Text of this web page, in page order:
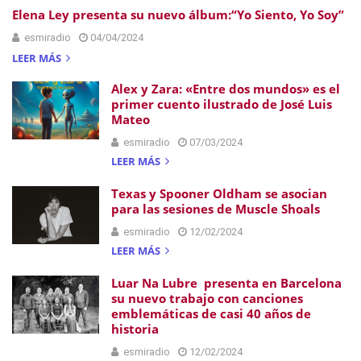
r
a
d
a
s
Elena Ley presenta su nuevo álbum:“Yo Siento, Yo Soy”
esmiradio 04/04/2024
LEER MÁS
Alex y Zara: «Entre dos mundos» es el
primer cuento ilustrado de José Luis
Mateo
esmiradio 07/03/2024
LEER MÁS
Texas y Spooner Oldham se asocian
para las sesiones de Muscle Shoals
esmiradio 12/02/2024
LEER MÁS
Luar Na Lubre presenta en Barcelona
su nuevo trabajo con canciones
emblemáticas de casi 40 años de
historia
esmiradio 12/02/2024